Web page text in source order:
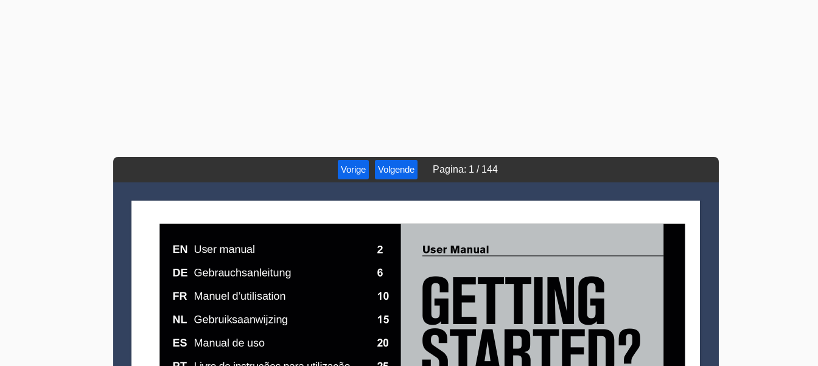
Vorige Volgende Pagina: 1 / 144